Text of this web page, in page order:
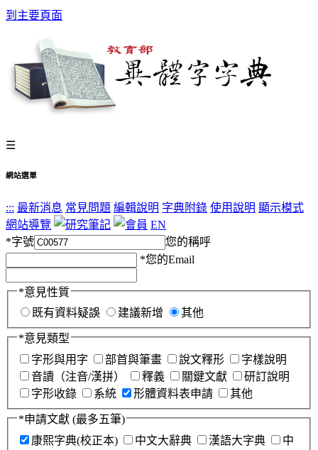
到主要頁面
☰
網站選單
::: 最新消息 常見問題 編輯說明 字典附錄 使用說明 顯示模式
網站導覽
EN
*字號
您的稱呼
*您的Email
*意見性質
既有資料疑誤
建議新增 其他
*意見類型
字形與用字
部首與筆畫 說文釋形
字樣說明
音讀（注音/漢拼）
釋義 關鍵文獻
研訂說明
字形收錄
系統 形體資料表申請 其他
*申請文獻 (最多五筆)
康熙字典(校正本)
中文大辭典 漢語大字典
中